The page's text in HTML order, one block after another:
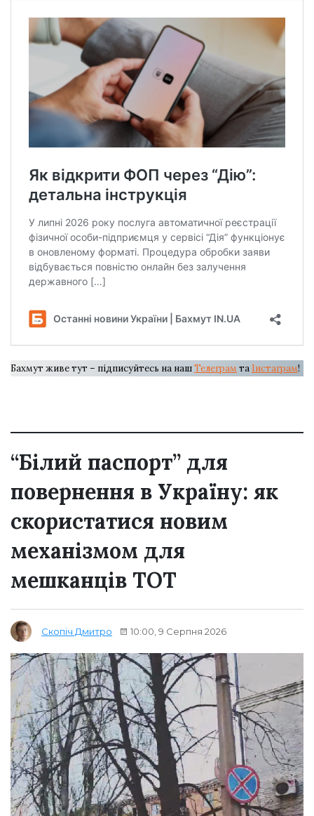
Бахмут живе тут – підписуйтесь на нашТелеграм та Інстаграм!
“Білий паспорт” для
повернення в Україну: як
скористатися новим
механізмом для
мешканців ТОТ
Скопіч Дмитро 10:00, 9 Серпня 2026